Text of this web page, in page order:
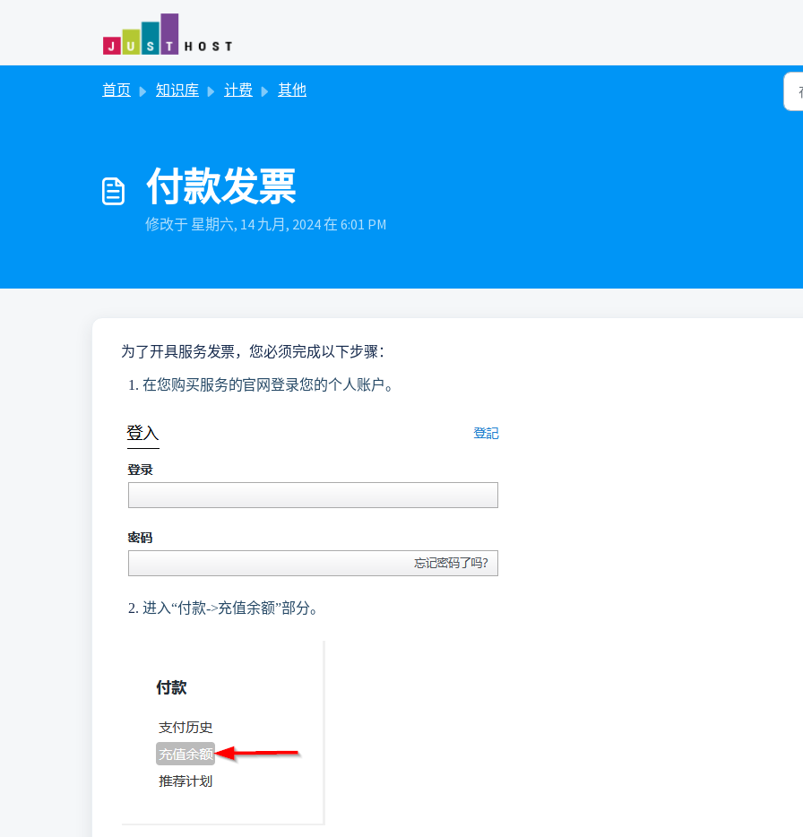
首页 知识库 计费 其他
付款发票
修改于 星期六, 14 九月, 2024 在 6:01 PM
为了开具服务发票，您必须完成以下步骤：
在您购买服务的官网登录您的个人账户。
进入“付款->充值余额”部分。